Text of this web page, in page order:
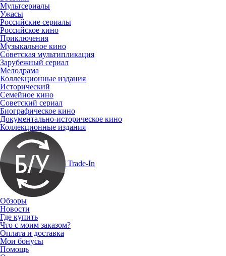
Мультсериалы
Ужасы
Российские сериалы
Российское кино
Приключения
Музыкальное кино
Советская мультипликация
Зарубежный сериал
Мелодрама
Коллекционные издания
Исторический
Семейное кино
Советский сериал
Биографическое кино
Документально-историческое кино
Коллекционные издания
Trade-In
Обзоры
Новости
Где купить
Что с моим заказом?
Оплата и доставка
Мои бонусы
Помощь